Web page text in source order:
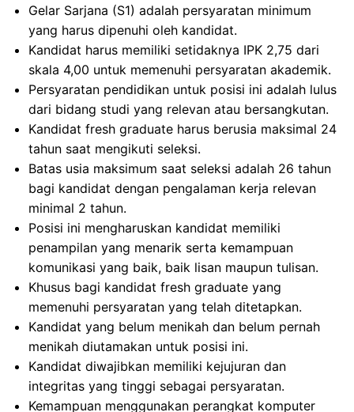
Gelar Sarjana (S1) adalah persyaratan minimum
yang harus dipenuhi oleh kandidat.
Kandidat harus memiliki setidaknya IPK 2,75 dari
skala 4,00 untuk memenuhi persyaratan akademik.
Persyaratan pendidikan untuk posisi ini adalah lulus
dari bidang studi yang relevan atau bersangkutan.
Kandidat fresh graduate harus berusia maksimal 24
tahun saat mengikuti seleksi.
Batas usia maksimum saat seleksi adalah 26 tahun
bagi kandidat dengan pengalaman kerja relevan
minimal 2 tahun.
Posisi ini mengharuskan kandidat memiliki
penampilan yang menarik serta kemampuan
komunikasi yang baik, baik lisan maupun tulisan.
Khusus bagi kandidat fresh graduate yang
memenuhi persyaratan yang telah ditetapkan.
Kandidat yang belum menikah dan belum pernah
menikah diutamakan untuk posisi ini.
Kandidat diwajibkan memiliki kejujuran dan
integritas yang tinggi sebagai persyaratan.
Kemampuan menggunakan perangkat komputer